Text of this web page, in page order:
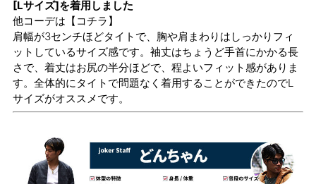
[Lサイズ]を着用しました
他コーデは 【コチラ】
肩幅が3センチほどタイトで、胸や肩まわりはしっかりフィ
ットしているサイズ感です。袖丈はちょうど手首にかかる長
さで、着丈はお尻の半分ほどで、程よいフィット感がありま
す。全体的にタイトで問題なく着用することができたのでL
サイズがオススメです。